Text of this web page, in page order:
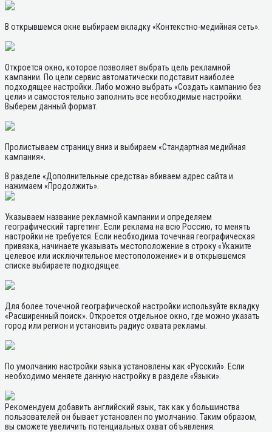
В открывшемся окне выбираем вкладку «Контекстно-медийная сеть».
Откроется окно, которое позволяет выбрать цель рекламной
кампании. По цели сервис автоматически подставит наиболее
подходящее настройки. Либо можно выбрать «Создать кампанию без
цели» и самостоятельно заполнить все необходимые настройки.
Выберем данный формат.
Пролистываем страницу вниз и выбираем «Стандартная медийная
кампания».
В разделе «Дополнительные средства» вбиваем адрес сайта и
нажимаем «Продолжить».
Указываем название рекламной кампании и определяем
географический таргетинг. Если реклама на всю Россию, то менять
настройки не требуется. Если необходима точечная географическая
привязка, начинаете указывать местоположение в строку «Укажите
целевое или исключительное местоположение» и в открывшемся
списке выбираете подходящее.
Для более точечной географической настройки используйте вкладку
«Расширенный поиск». Откроется отдельное окно, где можно указать
город или регион и установить радиус охвата рекламы.
По умолчанию настройки языка установлены как «Русский». Если
необходимо меняете данную настройку в разделе «Языки».
Рекомендуем добавить английский язык, так как у большинства
пользователей он бывает установлен по умолчанию. Таким образом,
вы сможете увеличить потенциальных охват объявления.